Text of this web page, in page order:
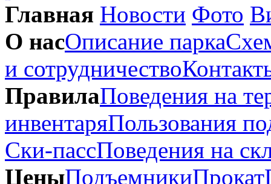
Главная Новости Фото
О насОписание парка
и сотрудничество
ПравилаПоведения на
инвентаряПользования
Ски-пассПоведения на
ЦеныПодъемникиПрокат